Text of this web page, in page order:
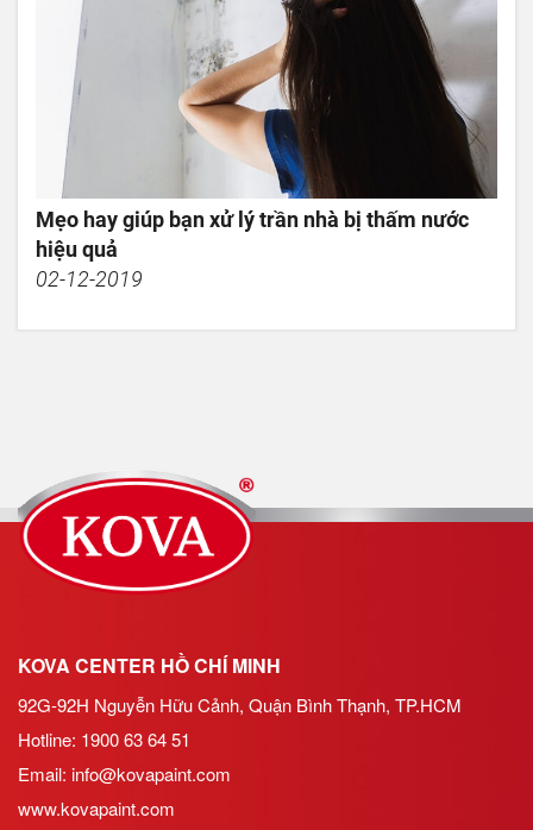
Mẹo hay giúp bạn xử lý trần nhà bị thấm nước
hiệu quả
02-12-2019
KOVA CENTER HỒ CHÍ MINH
92G-92H Nguyễn Hữu Cảnh, Quận Bình Thạnh, TP.HCM
Hotline: 1900 63 64 51
Email: info@kovapaint.com
www.kovapaint.com